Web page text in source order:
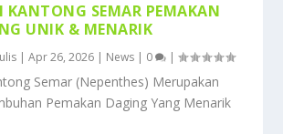
SEMAR PEMAKAN
UNIK & MENARIK
|Apr 26, 2026 | News | 0 |
Semar (Nepenthes) Merupakan
Pemakan Daging Yang Menarik